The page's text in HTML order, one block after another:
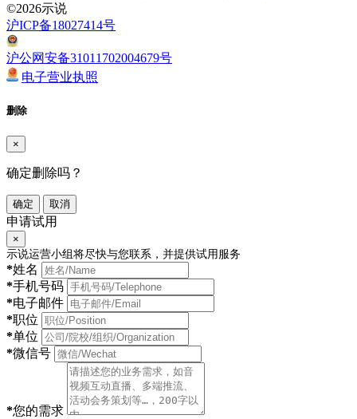
©2026示说
沪ICP备18027414号
沪公网安备31011702004679号
电子营业执照
删除
×
确定删除吗？
确定 取消
申请试用
×
示说运营小组将尽快与您联系，并提供试用服务
*姓名
*手机号码
*电子邮件
*职位
*单位
*微信号
*您的需求